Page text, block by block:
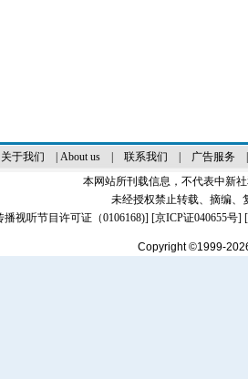
关于我们 About us| 联系我们 广告服务
本网站所刊载信息，不代表中新
未经授权禁止转载、摘编、
播视听节目许可证（0106168)] [京ICP证040655号]
Copyright ©1999-